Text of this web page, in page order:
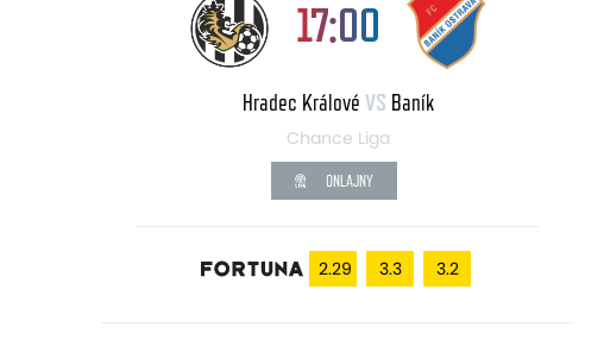
17:00
Hradec Králové VS Baník
Chance Liga
ONLAJNY
2.29 3.3 3.2